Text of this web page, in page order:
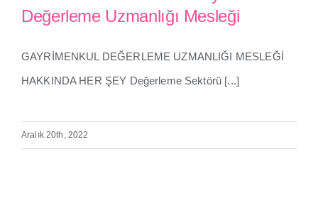
Yeni Bir İstihdam Alanı
Uzmanlığı Mesleği
Değerleme Uzmanlığı Mesleği
GAYRİMENKUL DEĞERLEME UZMANLIĞI MESLEĞİ
HAKKINDA HER ŞEY Değerleme Sektörü [...]
Aralık 20th, 2022